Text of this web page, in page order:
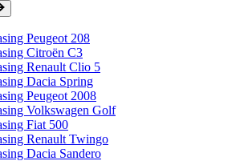
Peugeot 208
Citroën C3
Renault Clio 5
Dacia Spring
Peugeot 2008
Volkswagen Golf
Fiat 500
Renault Twingo
Dacia Sandero